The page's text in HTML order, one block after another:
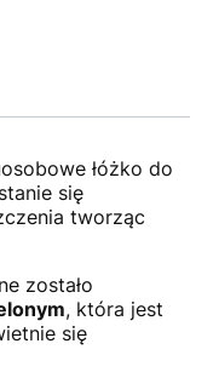
łóżko do
się
tworząc
zostało
, która jest
się